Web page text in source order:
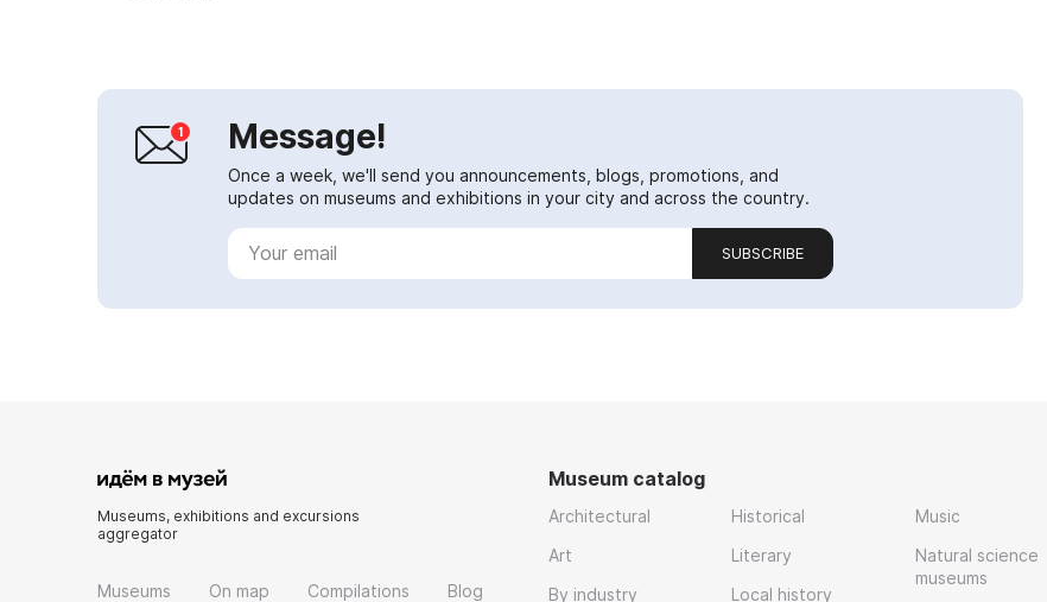
Message!
Once a week, we'll send you announcements, blogs, promotions, and
updates on museums and exhibitions in your city and across the country.
SUBSCRIBE
Museums, exhibitions and excursions
aggregator
Museums On map Compilations Blog
Museum catalog
Architectural
Art
By industry
Historical
Literary
Local history
Music
Natural science
museums